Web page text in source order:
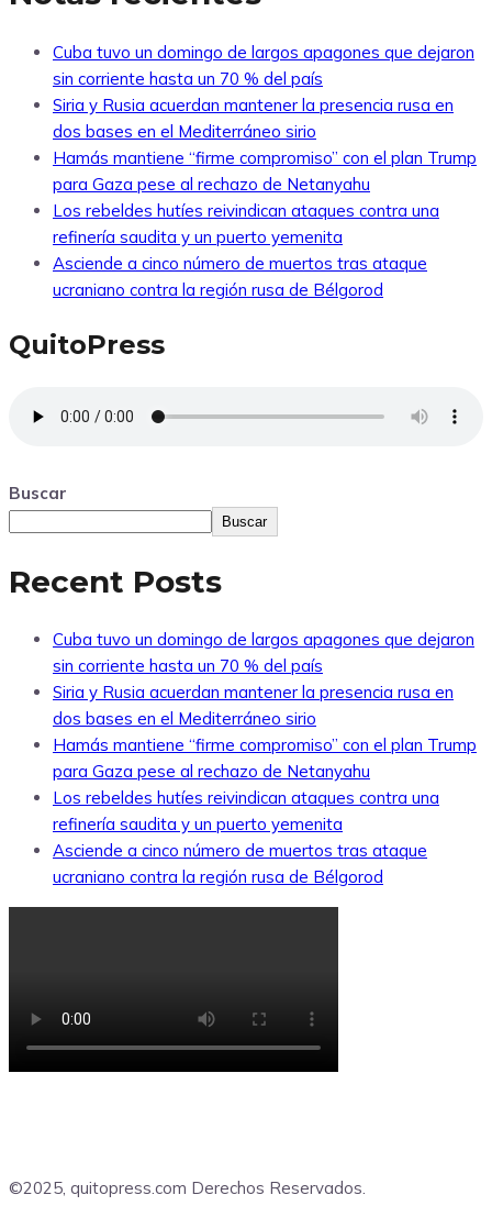
Cuba tuvo un domingo de largos apagones que dejaron
sin corriente hasta un 70 % del país
Siria y Rusia acuerdan mantener la presencia rusa en
dos bases en el Mediterráneo sirio
Hamás mantiene “firme compromiso” con el plan Trump
para Gaza pese al rechazo de Netanyahu
Los rebeldes hutíes reivindican ataques contra una
refinería saudita y un puerto yemenita
Asciende a cinco número de muertos tras ataque
ucraniano contra la región rusa de Bélgorod
QuitoPress
Buscar
Buscar
Recent Posts
Cuba tuvo un domingo de largos apagones que dejaron
sin corriente hasta un 70 % del país
Siria y Rusia acuerdan mantener la presencia rusa en
dos bases en el Mediterráneo sirio
Hamás mantiene “firme compromiso” con el plan Trump
para Gaza pese al rechazo de Netanyahu
Los rebeldes hutíes reivindican ataques contra una
refinería saudita y un puerto yemenita
Asciende a cinco número de muertos tras ataque
ucraniano contra la región rusa de Bélgorod
©2025, quitopress.com Derechos Reservados.